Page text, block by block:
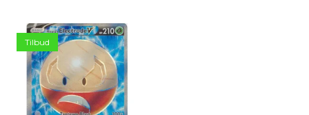
Tilbud